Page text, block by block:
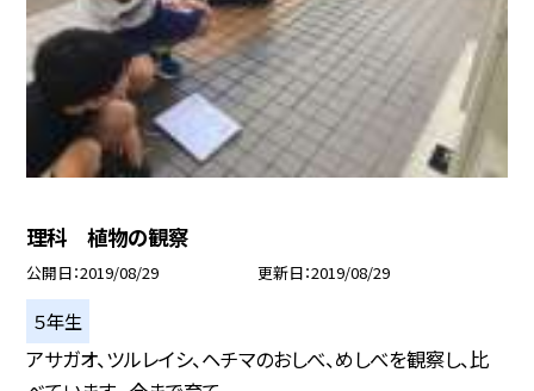
理科 植物の観察
公開日 2019/08/29 更新日 2019/08/29
５年生
アサガオ、ツルレイシ、ヘチマのおしべ、めしべを観察し、比